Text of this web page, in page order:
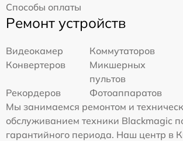
Способы оплаты
Ремонт устройств
Видеокамер
Коммутаторов
Конвертеров
Микшерных
пультов
Рекордеров
Фотоаппаратов
Мы занимаемся ремонтом и
обслуживанием техники Blackmagic
гарантийного периода. Наш центр в